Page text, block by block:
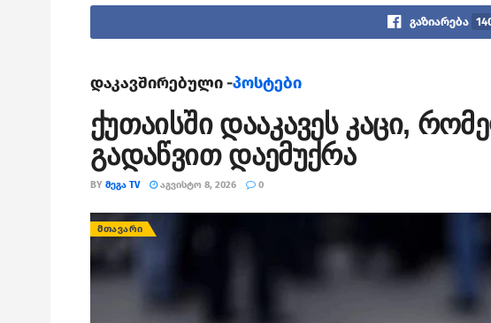
გაზიარება
დაკავშირებული -პოსტები
ქუთაისში დააკავეს კაცი,
გადაწვით დაემუქრა
BY ᲛᲔᲒᲐ TV ᲐᲒᲕᲘᲡᲢᲝ 8, 2026 0
ᲛᲗᲐᲕᲐᲠᲘ